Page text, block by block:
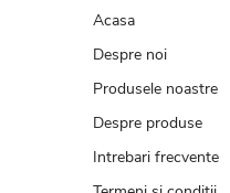
Acasa
Despre noi
Produsele noastre
Despre produse
Intrebari frecvente